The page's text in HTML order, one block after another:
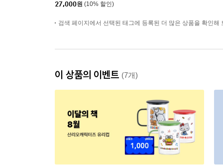
27,000원 (10% 할인)
검색 페이지에서 선택된 태그에 등록된 더 많은 상품을 확인해
이 상품의 이벤트 (7개)